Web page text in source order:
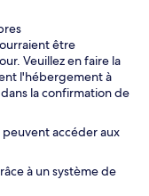
être
Veuillez en faire la
l'hébergement à
la confirmation de
accéder aux
à un système de